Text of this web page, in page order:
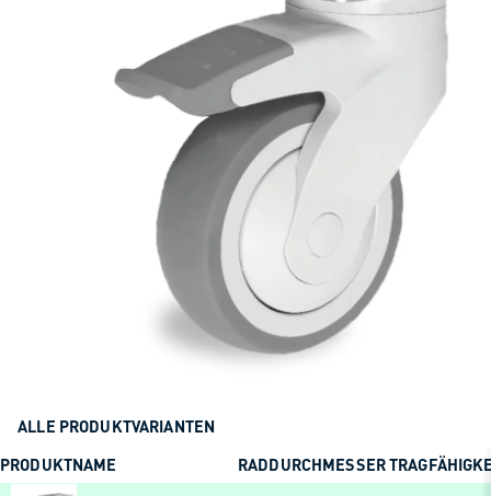
ALLE PRODUKTVARIANTEN
PRODUKTNAME
RADDURCHMESSER